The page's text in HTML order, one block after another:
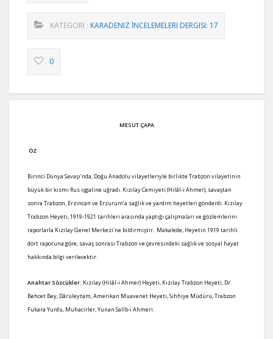
KATEGORI : KARADENIZ İNCELEMELERI DERGISI: 17
0
MESUT ÇAPA
ÖZ
Birinci Dünya Savaşı’nda, Doğu Anadolu vilayetleriyle birlikte Trabzon vilayetinin
büyük bir kısmı Rus işgaline uğradı. Kızılay Cemiyeti (Hilâl-i Ahmer), savaştan
sonra Trabzon, Erzincan ve Erzurum’a sağlık ve yardım heyetleri gönderdi. Kızılay
Trabzon Heyeti, 1919-1921 tarihleri arasında yaptığı çalışmaları ve gözlemlerini
raporlarla Kızılay Genel Merkezi’ne bildirmiştir. Makalede, Heyetin 1919 tarihli
dört raporuna göre, savaş sonrası Trabzon ve çevresindeki sağlık ve sosyal hayat
hakkında bilgi verilecektir.
Anahtar Sözcükler: Kızılay (Hilâl-i Ahmer) Heyeti, Kızılay Trabzon Heyeti, Dr.
Behcet Bey, Dârüleytam, Amerikan Muavenet Heyeti, Sıhhıye Müdürü, Trabzon
Fukara Yurdu, Muhacirler, Yunan Salîb-i Ahmeri.